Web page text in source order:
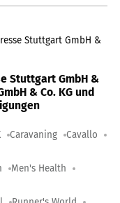
Stuttgart GmbH &
Stuttgart GmbH &
& Co. KG und
Caravaning Cavallo
Men's Health